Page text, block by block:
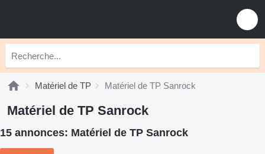
Matériel de TP Matériel de TP Sanrock
Matériel de TP Sanrock
15 annonces: Matériel de TP Sanrock